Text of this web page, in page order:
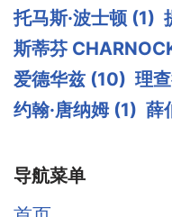
托马斯·波士顿 (1)
斯蒂芬
爱德华兹 (10) 理
约翰·唐纳姆 (1) 薛
导航菜单